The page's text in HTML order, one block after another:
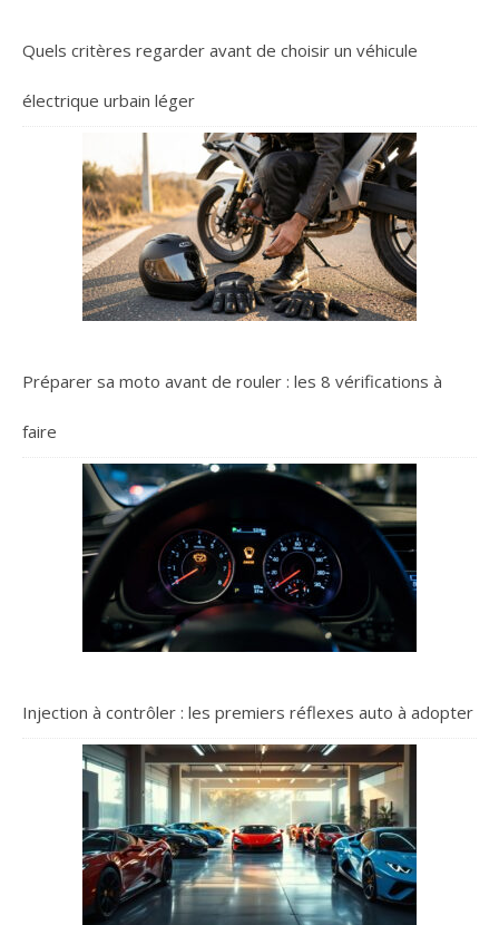
Quels critères regarder avant de choisir un véhicule
électrique urbain léger
Préparer sa moto avant de rouler : les 8 vérifications à
faire
Injection à contrôler : les premiers réflexes auto à adopter